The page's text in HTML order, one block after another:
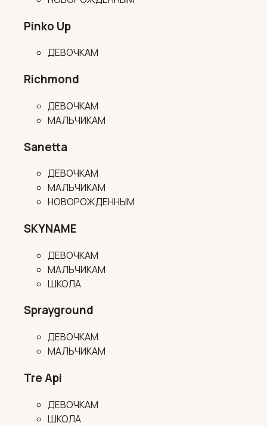
Pinko Up
ДЕВОЧКАМ
Richmond
ДЕВОЧКАМ
МАЛЬЧИКАМ
Sanetta
ДЕВОЧКАМ
МАЛЬЧИКАМ
НОВОРОЖДЕННЫМ
SKYNAME
ДЕВОЧКАМ
МАЛЬЧИКАМ
ШКОЛА
Sprayground
ДЕВОЧКАМ
МАЛЬЧИКАМ
Tre Api
ДЕВОЧКАМ
ШКОЛА